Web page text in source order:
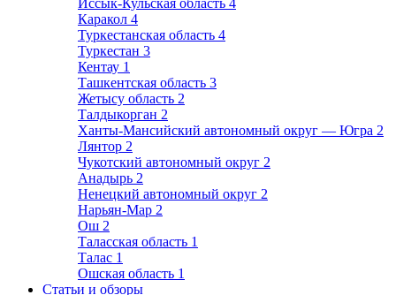
Иссык-Кульская область 4
Каракол 4
Туркестанская область 4
Туркестан 3
Кентау 1
Ташкентская область 3
Жетысу область 2
Талдыкорган 2
Ханты-Мансийский автономный округ — Югра 2
Лянтор 2
Чукотский автономный округ 2
Анадырь 2
Ненецкий автономный округ 2
Нарьян-Мар 2
Ош 2
Таласская область 1
Талас 1
Ошская область 1
Статьи и обзоры